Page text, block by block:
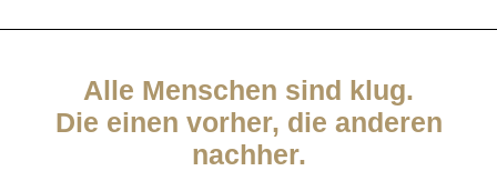
Alle Menschen sind klug.
Die einen vorher, die anderen
nachher.